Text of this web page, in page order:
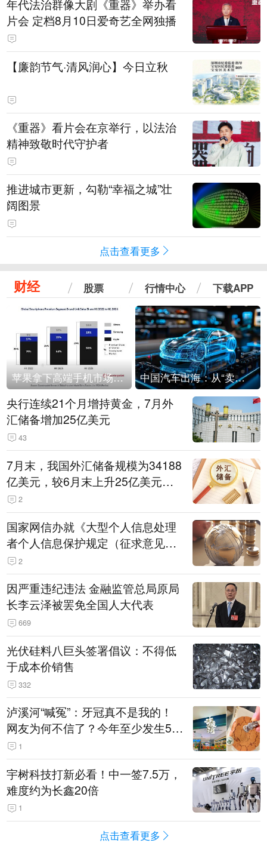
年代法治群像大剧《重器》举办看
片会 定档8月10日爱奇艺全网独播
【廉韵节气·清风润心】今日立秋
《重器》看片会在京举行，以法治
精神致敬时代守护者
推进城市更新，勾勒“幸福之城”壮
阔图景
点击查看更多
财经 股票 行情中心 下载APP
苹果拿下高端手机市场65%的份额：iPhone 17系列功不可没 中国汽车出海：从“卖出去”到“走进去”
央行连续21个月增持黄金，7月外
汇储备增加25亿美元
43
7月末，我国外汇储备规模为34188
亿美元，较6月末上升25亿美元，
升幅为0.07%
2
国家网信办就《大型个人信息处理
者个人信息保护规定（征求意见
稿）》公开征求意见
2
因严重违纪违法 金融监管总局原局
长李云泽被罢免全国人大代表
669
光伏硅料八巨头签署倡议：不得低
于成本价销售
332
泸溪河“喊冤”：牙冠真不是我的！
网友为何不信了？今年至少发生5
起“食品冤案”
1
宇树科技打新必看！中一签7.5万，
难度约为长鑫20倍
1
点击查看更多